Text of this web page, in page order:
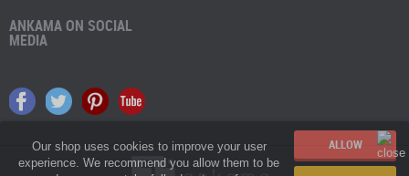
Our shop uses cookies to improve your user
experience. We recommend you allow them to be
ANKAMA ON SOCIAL
MEDIA